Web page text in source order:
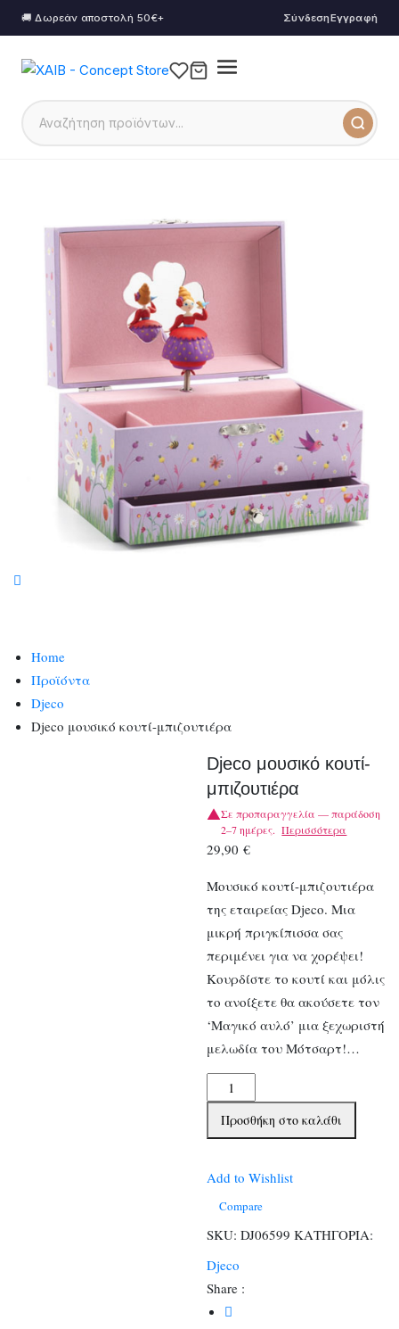
🚚 Δωρεάν αποστολή 50€+ ΣύνδεσηΕγγραφή
Home
Προϊόντα
Djeco
Djeco μουσικό κουτί-μπιζουτιέρα
Djeco μουσικό κουτί-
μπιζουτιέρα
Σε προπαραγγελία — παράδοση
2–7 ημέρες. Περισσότερα
29,90€
Μουσικό κουτί-μπιζουτιέρα
της εταιρείας Djeco. Μια
μικρή πριγκίπισσα σας
περιμένει για να χορέψει!
Κουρδίστε το κουτί και μόλις
το ανοίξετε θα ακούσετε τον
‘Μαγικό αυλό’ μια ξεχωριστή
μελωδία του Μότσαρτ!…
Djeco
μουσικό
κουτί-
ποσότητα
Προσθήκη στο καλάθι
Add to Wishlist
Compare
SKU: DJ06599 ΚΑΤΗΓΟΡΙΑ:
Djeco
Share :